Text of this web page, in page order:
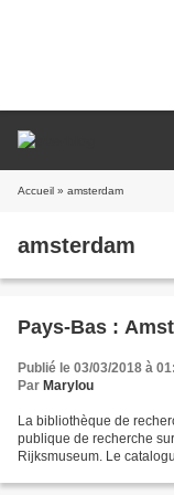
Accueil » amsterdam
amsterdam
Pays-Bas :
Publié le 03/03/2018 à
Par Marylou
La bibliothèque de
publique de recherche
Rijksmuseum. Le